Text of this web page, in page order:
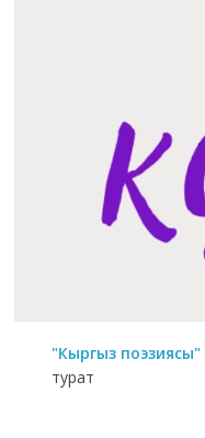
"Кыргыз поэзиясы"
турат